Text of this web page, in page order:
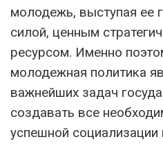
молодежь, выступая ее
силой, ценным
ресурсом. Именно
молодежная политика
важнейших задач
создавать все
успешной социализации